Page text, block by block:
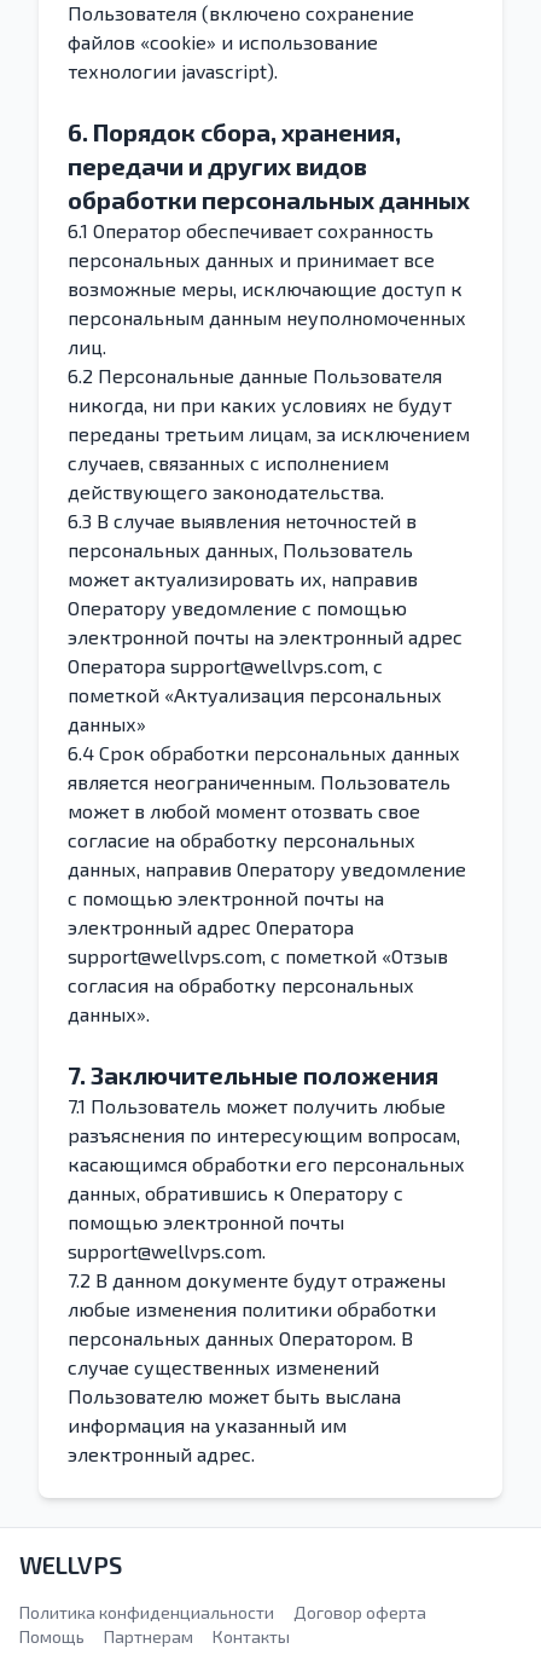
Пользователя (включено сохранение
файлов «cookie» и использование
технологии javascript).
6. Порядок сбора, хранения,
передачи и других видов
обработки персональных данных
6.1 Оператор обеспечивает сохранность
персональных данных и принимает все
возможные меры, исключающие доступ к
персональным данным неуполномоченных
лиц.
6.2 Персональные данные Пользователя
никогда, ни при каких условиях не будут
переданы третьим лицам, за исключением
случаев, связанных с исполнением
действующего законодательства.
6.3 В случае выявления неточностей в
персональных данных, Пользователь
может актуализировать их, направив
Оператору уведомление с помощью
электронной почты на электронный адрес
Оператора support@wellvps.com, с
пометкой «Актуализация персональных
данных»
6.4 Срок обработки персональных данных
является неограниченным. Пользователь
может в любой момент отозвать свое
согласие на обработку персональных
данных, направив Оператору уведомление
с помощью электронной почты на
электронный адрес Оператора
support@wellvps.com, с пометкой «Отзыв
согласия на обработку персональных
данных».
7. Заключительные положения
7.1 Пользователь может получить любые
разъяснения по интересующим вопросам,
касающимся обработки его персональных
данных, обратившись к Оператору с
помощью электронной почты
support@wellvps.com.
7.2 В данном документе будут отражены
любые изменения политики обработки
персональных данных Оператором. В
случае существенных изменений
Пользователю может быть выслана
информация на указанный им
электронный адрес.
WELLVPS
Политика конфиденциальности
Договор оферта
Помощь
Партнерам Контакты